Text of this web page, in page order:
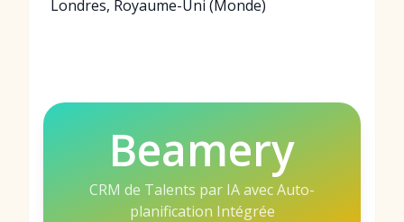
Londres, Royaume-Uni (Monde)
Beamery
CRM de Talents par IA avec Auto-
planification Intégrée